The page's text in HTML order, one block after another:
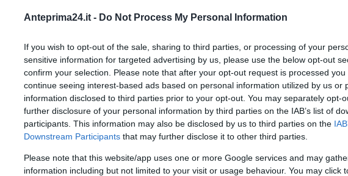
Anteprima24.it - Do Not Process My Personal Information
If you wish to opt-out of the sale, sharing to third parties, or processing of your
sensitive information for targeted advertising by us, please use the below opt-out
confirm your selection. Please note that after your opt-out request is processed you
continue seeing interest-based ads based on personal information utilized by us or
information disclosed to third parties prior to your opt-out. You may separately opt-
further disclosure of your personal information by third parties on the IAB’s list of
participants. This information may also be disclosed by us to third parties on the
Downstream Participants that may further disclose it to other third parties.
Please note that this website/app uses one or more Google services and may
information including but not limited to your visit or usage behaviour. You may click